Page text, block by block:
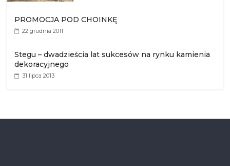
PROMOCJA POD CHOINKĘ
22 grudnia 2011
Stegu – dwadzieścia lat sukcesów na rynku kamienia
dekoracyjnego
31 lipca 2013